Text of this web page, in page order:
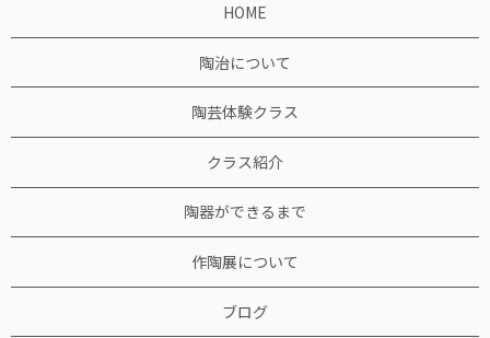
HOME
陶治について
陶芸体験クラス
クラス紹介
陶器ができるまで
作陶展について
ブログ